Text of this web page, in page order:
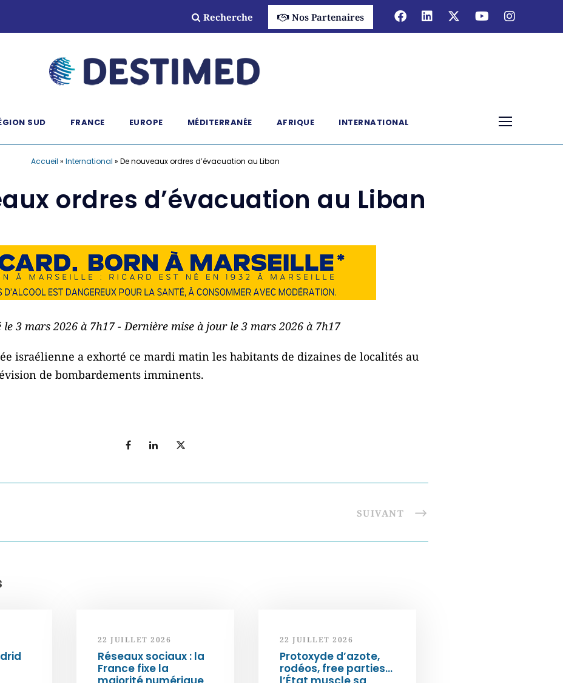
Recherche Nos Partenaires
SUD FRANCE EUROPE MÉDITERRANÉE AFRIQUE INTERNATIONAL
Accueil » International » De nouveaux ordres d’évacuation au Liban
ordres d’évacuation au Liban
le 3 mars 2026 à 7h17 - Dernière mise à jour le 3 mars 2026 à 7h17
israélienne a exhorté ce mardi matin les habitants de dizaines de localités au
de bombardements imminents.
SUIVANT
22 JUILLET 2026
Réseaux sociaux : la
France fixe la
22 JUILLET 2026
Protoxyde d’azote,
rodéos, free parties…